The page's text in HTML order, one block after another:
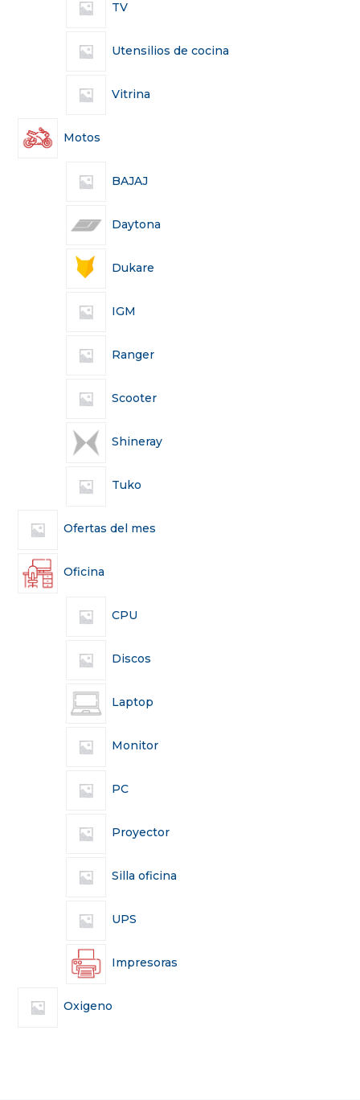
TV
Utensilios de cocina
Vitrina
Motos
BAJAJ
Daytona
Dukare
IGM
Ranger
Scooter
Shineray
Tuko
Ofertas del mes
Oficina
CPU
Discos
Laptop
Monitor
PC
Proyector
Silla oficina
UPS
Impresoras
Oxigeno